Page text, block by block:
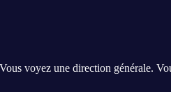
voyez une direction générale.